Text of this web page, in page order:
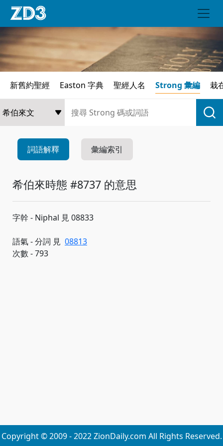
新舊約聖經 Easton 字典 聖經人名 Strong 彙編 栽
詞語解釋 彙編索引
希伯來時態 #8737 的意思
字幹 - Niphal 見 08833
語氣 - 分詞 見 08813
次數 - 793
Copyright © 2009 - 2022 ZionDaily.com All Rights Reserved.